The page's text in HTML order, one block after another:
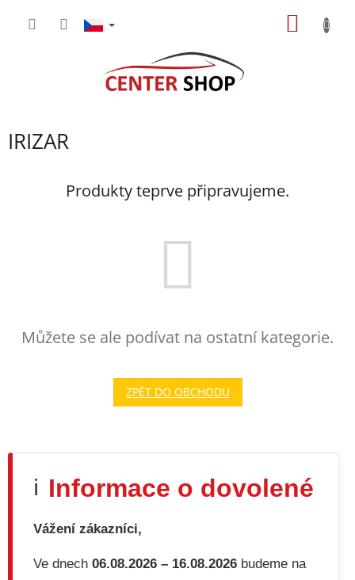
IRIZAR
Produkty teprve připravujeme.
Můžete se ale podívat na ostatní kategorie.
ZPĚT DO OBCHODU
ℹ️ Informace o dovolené
Vážení zákazníci,
Ve dnech 06.08.2026 – 16.08.2026 budeme na